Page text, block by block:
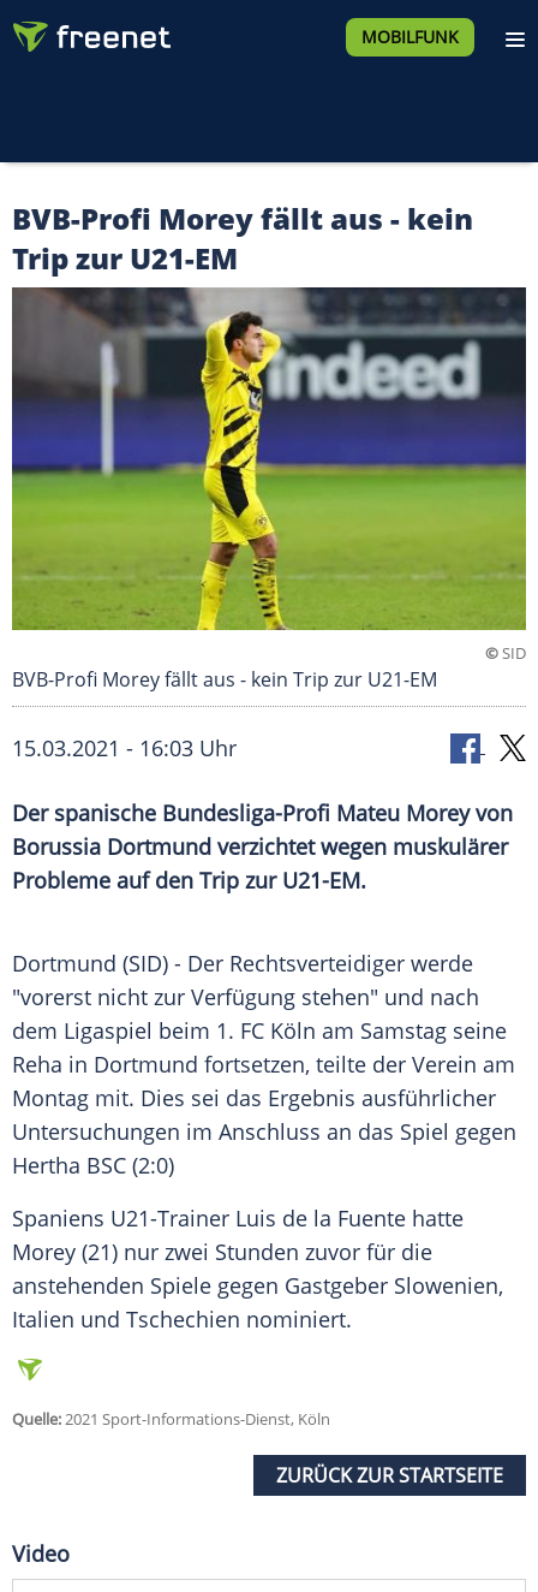
MOBILFUNK
BVB-Profi Morey fällt aus - kein
Trip zur U21-EM
©SID
BVB-Profi Morey fällt aus - kein Trip zur U21-EM
15.03.2021 - 16:03 Uhr
Der spanische Bundesliga-Profi Mateu Morey von
Borussia Dortmund verzichtet wegen muskulärer
Probleme auf den Trip zur U21-EM.
Dortmund (SID) - Der Rechtsverteidiger werde
"vorerst nicht zur Verfügung stehen" und nach
dem Ligaspiel beim 1. FC Köln am Samstag seine
Reha in Dortmund fortsetzen, teilte der Verein am
Montag mit. Dies sei das Ergebnis ausführlicher
Untersuchungen im Anschluss an das Spiel gegen
Hertha BSC (2:0)
Spaniens U21-Trainer Luis de la Fuente hatte
Morey (21) nur zwei Stunden zuvor für die
anstehenden Spiele gegen Gastgeber Slowenien,
Italien und Tschechien nominiert.
Quelle:2021 Sport-Informations-Dienst, Köln
ZURÜCK ZUR STARTSEITE
Video